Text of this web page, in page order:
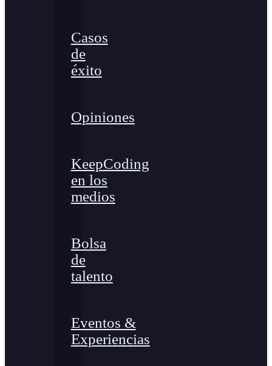
Casos
de
éxito
Opiniones
KeepCoding
en los
medios
Bolsa
de
talento
Eventos &
Experiencias